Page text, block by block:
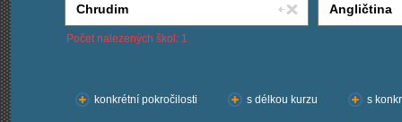
Počet nalezených škol: 1
konkrétní pokročilosti
s délkou kurzu s